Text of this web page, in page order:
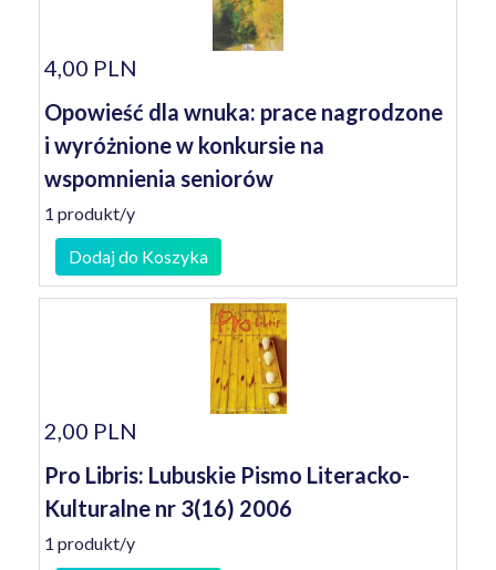
4,00 PLN
Opowieść dla wnuka: prace nagrodzone
i wyróżnione w konkursie na
wspomnienia seniorów
1 produkt/y
Dodaj do Koszyka
2,00 PLN
Pro Libris: Lubuskie Pismo Literacko-
Kulturalne nr 3(16) 2006
1 produkt/y